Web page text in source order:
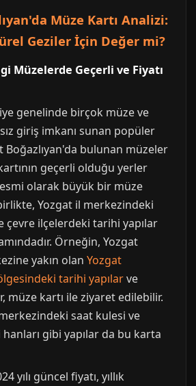
Müze Kartı Analizi:
Geziler İçin Değer mi?
Müzelerde Geçerli ve Fiyatı
genelinde birçok müze ve
giriş imkanı sunan popüler
Boğazlıyan'da bulunan müzeler
geçerli olduğu yerler
resmi olarak büyük bir müze
Yozgat il merkezindeki
çevre ilçelerdeki tarihi yapılar
Örneğin, Yozgat
yakın olan Yozgat
tarihi yapılarve
müze kartı ile ziyaret edilebilir.
saat kulesi ve
gibi yapılar da bu karta
yılı güncel fiyatı, yıllık